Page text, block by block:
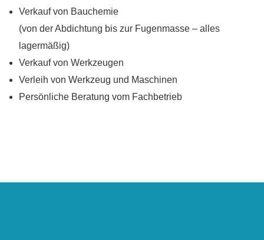
Verkauf von Bauchemie
(von der Abdichtung bis zur Fugenmasse – alles
lagermäßig)
Verkauf von Werkzeugen
Verleih von Werkzeug und Maschinen
Persönliche Beratung vom Fachbetrieb